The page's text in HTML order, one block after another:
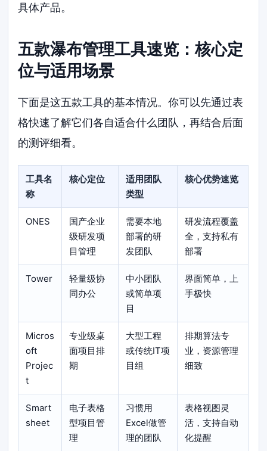
具体产品。
五款瀑布管理工具速览：核心定
位与适用场景
下面是这五款工具的基本情况。你可以先通过表
格快速了解它们各自适合什么团队，再结合后面
的测评细看。
工具名
称
核心定位
适用团队
类型
核心优势速览
ONES
国产企业
级研发项
目管理
需要本地
部署的研
发团队
研发流程覆盖
全，支持私有
部署
Tower
轻量级协
同办公
中小团队
或简单项
目
界面简单，上
手极快
Micros
oft
Projec
t
专业级桌
面项目排
期
大型工程
或传统IT项
目组
排期算法专
业，资源管理
细致
Smart
sheet
电子表格
型项目管
理
习惯用
Excel做管
理的团队
表格视图灵
活，支持自动
化提醒